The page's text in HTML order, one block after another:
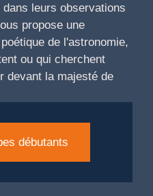
leurs observations
propose une
de l'astronomie,
ou qui cherchent
devant la majesté de
débutants